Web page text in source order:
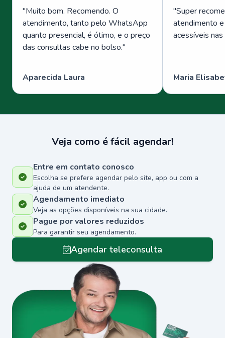
"Muito bom. Recomendo. O
atendimento, tanto pelo WhatsApp
quanto presencial, é ótimo, e o preço
das consultas cabe no bolso."
Aparecida Laura
"Super
atendimento
acessíveis
Maria
Veja como é fácil agendar!
Entre em contato conosco
Escolha se prefere agendar pelo site, app ou com a
ajuda de um atendente.
Agendamento imediato
Veja as opções disponíveis na sua cidade.
Pague por valores reduzidos
Para garantir seu agendamento.
Agendar teleconsulta